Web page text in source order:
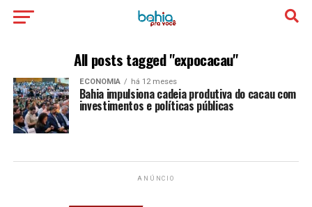
All posts tagged "expocacau"
ECONOMIA há 12 meses
Bahia impulsiona cadeia produtiva do cacau com
investimentos e políticas públicas
ANÚNCIO